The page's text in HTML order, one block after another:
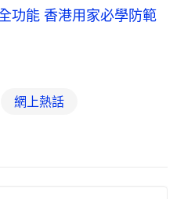
功能 香港用家必學防範
網上熱話